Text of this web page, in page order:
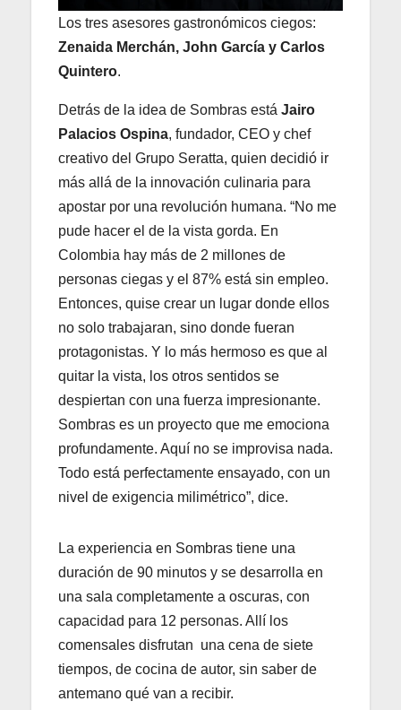
Los tres asesores gastronómicos ciegos:
Zenaida Merchán, John García y Carlos
Quintero.
Detrás de la idea de Sombras está Jairo
Palacios Ospina, fundador, CEO y chef
creativo del Grupo Seratta, quien decidió ir
más allá de la innovación culinaria para
apostar por una revolución humana. “No me
pude hacer el de la vista gorda. En
Colombia hay más de 2 millones de
personas ciegas y el 87% está sin empleo.
Entonces, quise crear un lugar donde ellos
no solo trabajaran, sino donde fueran
protagonistas. Y lo más hermoso es que al
quitar la vista, los otros sentidos se
despiertan con una fuerza impresionante.
Sombras es un proyecto que me emociona
profundamente. Aquí no se improvisa nada.
Todo está perfectamente ensayado, con un
nivel de exigencia milimétrico”, dice.
La experiencia en Sombras tiene una
duración de 90 minutos y se desarrolla en
una sala completamente a oscuras, con
capacidad para 12 personas. Allí los
comensales disfrutan una cena de siete
tiempos, de cocina de autor, sin saber de
antemano qué van a recibir.